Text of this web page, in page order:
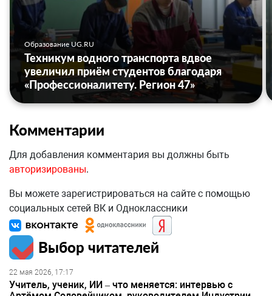
Образование UG.RU
Техникум водного транспорта вдвое
увеличил приём студентов благодаря
«Профессионалитету. Регион 47»
Комментарии
Для добавления комментария вы должны быть
авторизированы.
Вы можете зарегистрироваться на сайте с помощью
социальных сетей ВК и Одноклассники
Выбор читателей
22 мая 2026, 17:17
Учитель, ученик, ИИ – что меняется: интервью с